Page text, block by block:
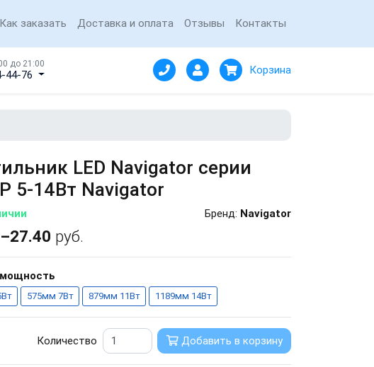
Как заказать Доставка и оплата Отзывы Контакты
до 21:00
44-76 Корзина
LED Navigator серии
5-14Вт Navigator
Бренд: Navigator
руб.
575мм 7Вт 879мм 11Вт 1189мм 14Вт
Количество Добавить в корзину